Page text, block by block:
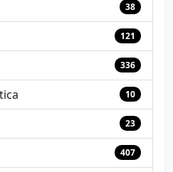
38
121
336
10
23
407